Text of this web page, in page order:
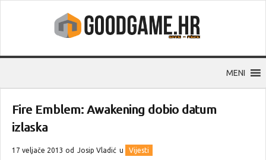
MENI
Fire Emblem: Awakening dobio datum
izlaska
17 veljače 2013 od Josip Vladić u Vijesti